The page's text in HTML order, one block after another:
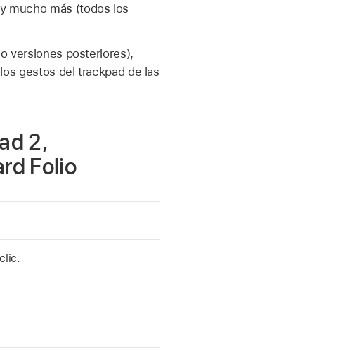
mucho más (todos los
versiones posteriores),
gestos del trackpad de las
2,
Folio